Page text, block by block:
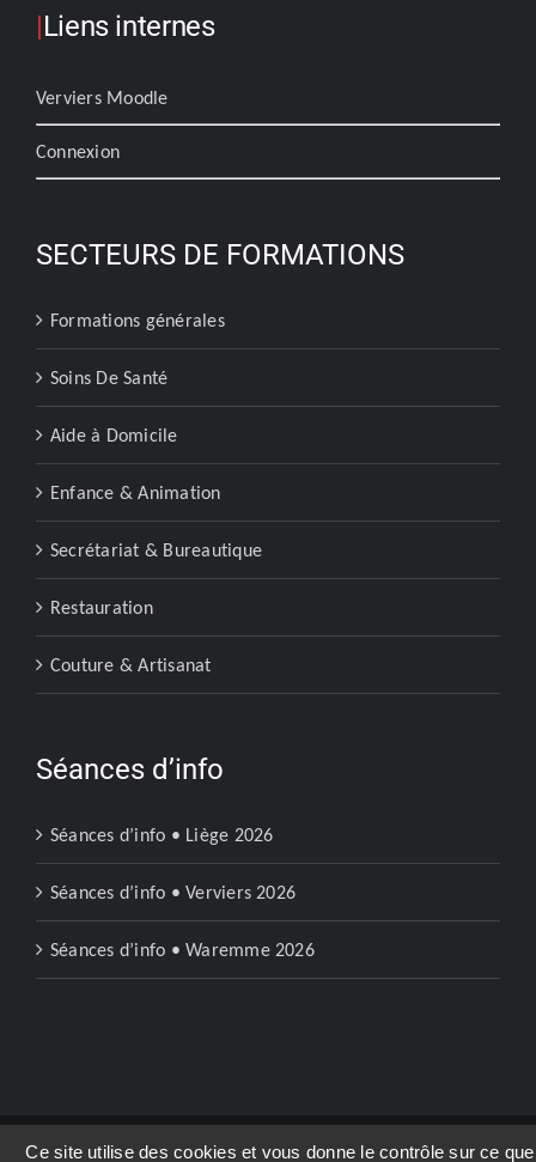
|Liens internes
Verviers Moodle
Connexion
SECTEURS DE FORMATIONS
Formations générales
Soins De Santé
Aide à Domicile
Enfance & Animation
Secrétariat & Bureautique
Restauration
Couture & Artisanat
Séances d’info
Séances d’info • Liège 2026
Séances d’info • Verviers 2026
Séances d’info • Waremme 2026
Copyright 2023 | Ecoles Soralia Liège |Mentions légales
Ce site utilise des cookies et vous donne le contrôle sur ce que